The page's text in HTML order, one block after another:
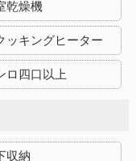
乾燥機
ッキングヒーター
ロ四口以上
収納